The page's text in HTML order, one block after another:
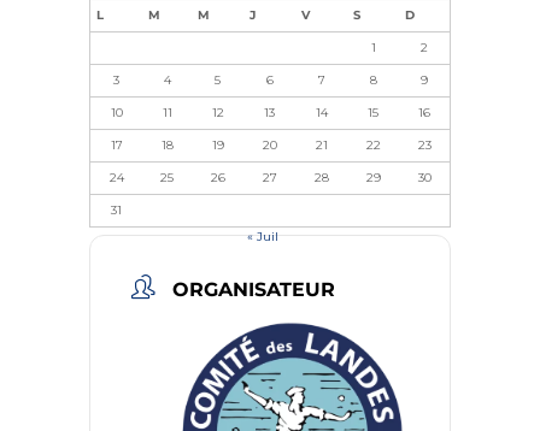
L M M J V S D
1 2
3 4 5 6 7 8 9
10 11 12 13 14 15 16
17 18 19 20 21 22 23
24 25 26 27 28 29 30
31
« Juil
ORGANISATEUR